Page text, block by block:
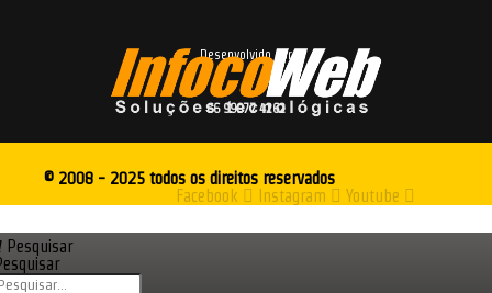
Desenvolvido por
66 99977 4262
© 2008 - 2025 todos os direitos reservados
Facebook
Instagram Youtube
Pesquisar